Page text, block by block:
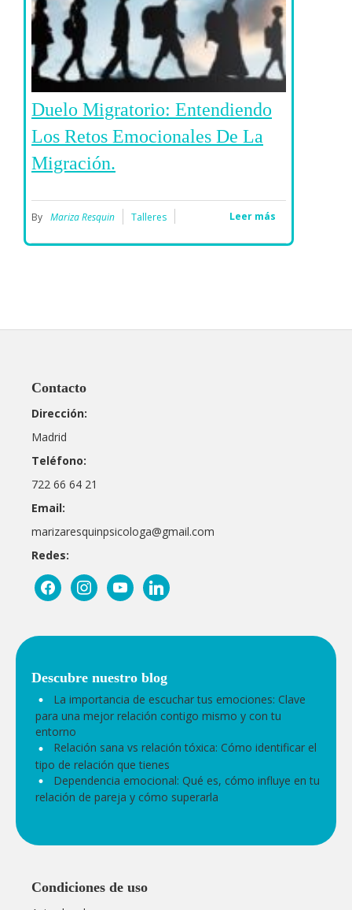
Duelo Migratorio: Entendiendo
Los Retos Emocionales De La
Migración.
By Mariza Resquin Talleres Leer más
Contacto
Dirección:
Madrid
Teléfono:
722 66 64 21
Email:
marizaresquinpsicologa@gmail.com
Redes:
facebookinstagramyoutubelinkedin
La importancia de escuchar tus emociones: Clave
para una mejor relación contigo mismo y con tu
entorno
Relación sana vs relación tóxica: Cómo identificar el
tipo de relación que tienes
Dependencia emocional: Qué es, cómo influye en tu
relación de pareja y cómo superarla
Condiciones de uso